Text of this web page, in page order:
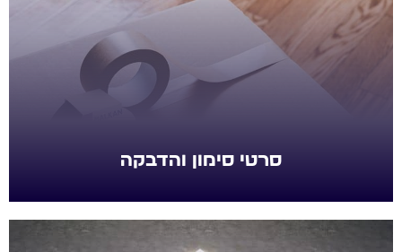
סרטי סימון והדבקה
סרטי סימון והדבקה